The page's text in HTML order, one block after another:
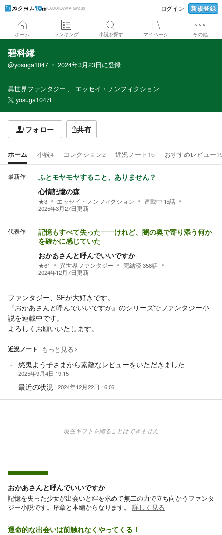
KADOKAWA Group ログイン 新規登録
ホーム ランキング 小説を探す マイページ その他
碧科縁
@yosuga1047 2024年3月23日に登録
異世界ファンタジー
エッセイ・ノンフィクション
yosuga1047t
フォロー 共有
ホーム 小説4 コレクション2 近況ノート 16 おすすめレビュー
最新作 ふとモヤモヤすること、ありません？
心情記憶の森
★3 エッセイ・ノンフィクション 連載中 15話
2025年3月27日更新
代表作
記憶もすべて失った――けれど、闇の奥で寄り添う何か
を確かに感じていた
おかあさんと呼んでいいですか
★61 異世界ファンタジー 完結済358話
2024年12月7日更新
ファンタジー、SFが大好きです。
『おかあさんと呼んでいいですか』のシリーズでファンタジー小
説を連載中です。
よろしくお願いいたします。
近況ノート もっと見る
悠鬼よう子さまから素敵なレビューをいただきました
2025年9月4日 19:15
最近の状況 2024年12月22日 16:06
現在ギフトを贈ることはできません
おかあさんと呼んでいいですか
記憶を失った少女が出会いと絆を求めて無二の力で立ち向かうファンタ
ジー小説です。序章と本編からなります。
詳しく見る
運命的な出会いは前触れなくやってくる！